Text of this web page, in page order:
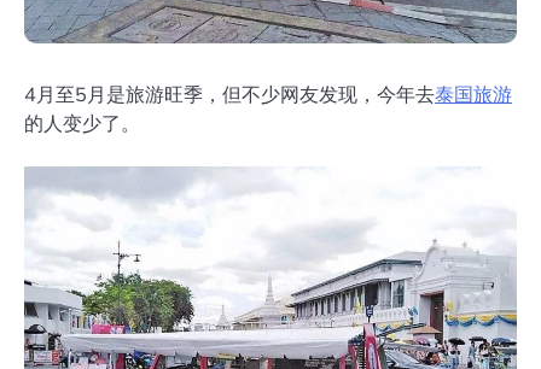
4月至5月是旅游旺季，但不少网友发现，今年去泰国旅游
的人变少了。